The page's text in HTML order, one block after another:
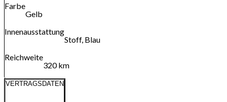
Farbe
Gelb
Innenausstattung
Stoff, Blau
Reichweite
320 km
VERTRAGSDATEN